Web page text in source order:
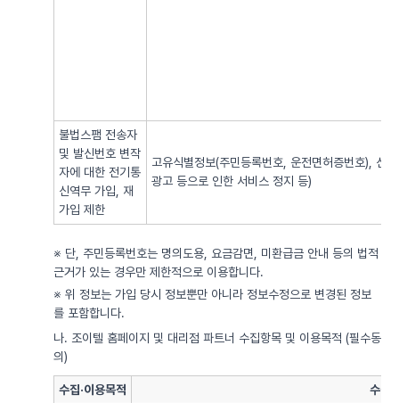
불법스팸 전송자
및 발신번호 변작
자에 대한 전기통
신역무 가입, 재
가입 제한
고유식별정보(주민등록번호, 운전면허증번호), 신
광고 등으로 인한 서비스 정지 등)
※ 단, 주민등록번호는 명의도용, 요금감면, 미환급금 안내 등의 법적
근거가 있는 경우만 제한적으로 이용합니다.
※ 위 정보는 가입 당시 정보뿐만 아니라 정보수정으로 변경된 정보
를 포함합니다.
나. 조이텔 홈페이지 및 대리점 파트너 수집항목 및 이용목적 (필수동
의)
수집·이용목적 수집·